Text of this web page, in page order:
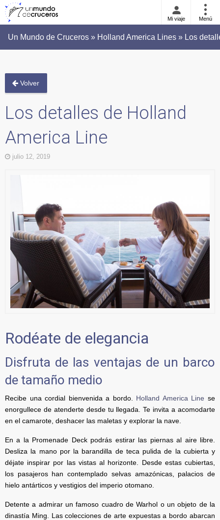
Mi viaje Menú
Un Mundo de Cruceros » Holland America Lines » Los
Volver
Los detalles de Holland
America Line
julio 12, 2019
Rodéate de elegancia
Disfruta de las ventajas de un barco
de tamaño medio
Recibe una cordial bienvenida a bordo. Holland America Line se
enorgullece de atenderte desde tu llegada. Te invita a acomodarte
en el camarote, deshacer las maletas y explorar la nave.
En a la Promenade Deck podrás estirar las piernas al aire libre.
Desliza la mano por la barandilla de teca pulida de la cubierta y
déjate inspirar por las vistas al horizonte. Desde estas cubiertas,
los pasajeros han contemplado selvas amazónicas, palacios de
hielo antárticos y vestigios del imperio otomano.
Detente a admirar un famoso cuadro de Warhol o un objeto de la
dinastía Ming. Las colecciones de arte expuestas a bordo abarcan